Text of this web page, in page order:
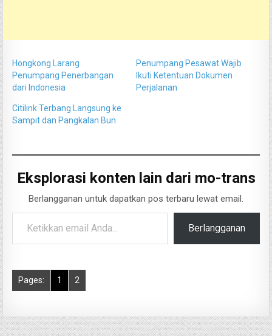
Hongkong Larang
Penumpang Penerbangan
dari Indonesia
Penumpang Pesawat Wajib
Ikuti Ketentuan Dokumen
Perjalanan
Citilink Terbang Langsung ke
Sampit dan Pangkalan Bun
Eksplorasi konten lain dari mo-trans
Berlangganan untuk dapatkan pos terbaru lewat email.
Ketikkan email Anda...
Berlangganan
Pages: 1 2